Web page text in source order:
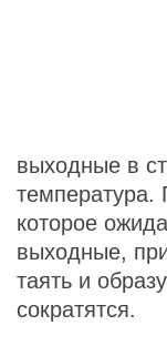
выходные в
температура.
которое
выходные,
таять и
сократятся.